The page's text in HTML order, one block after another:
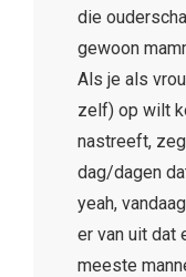
die
gewoon
Als je als
zelf) op wilt
nastreeft,
dag/dagen
yeah,
er van uit dat
meeste